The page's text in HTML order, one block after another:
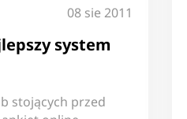
08 sie 2011
system
stojących przed